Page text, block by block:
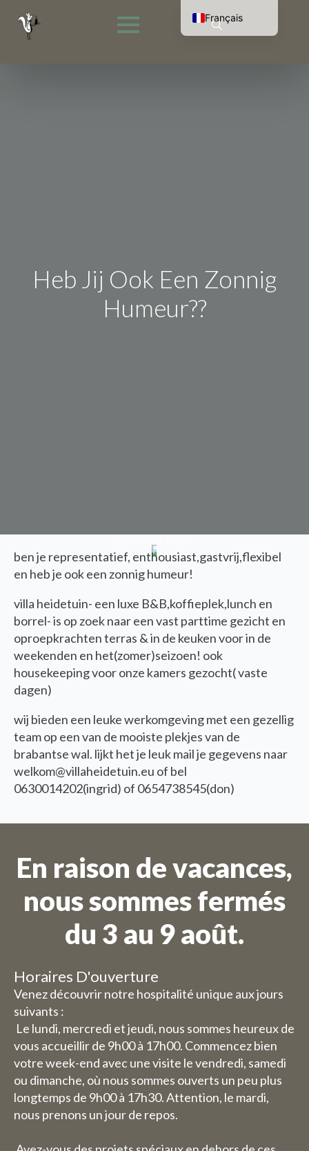
Heb Jij Ook Een Zonnig
Humeur??
ben je representatief, enthousiast,gastvrij,flexibel
en heb je ook een zonnig humeur!
villa heidetuin- een luxe B&B,koffieplek,lunch en
borrel- is op zoek naar een vast parttime gezicht en
oproepkrachten terras & in de keuken voor in de
weekenden en het(zomer)seizoen! ook
housekeeping voor onze kamers gezocht( vaste
dagen)
wij bieden een leuke werkomgeving met een gezellig
team op een van de mooiste plekjes van de
brabantse wal. lijkt het je leuk mail je gegevens naar
welkom@villaheidetuin.eu of bel
0630014202(ingrid) of 0654738545(don)
En raison de vacances,
nous sommes fermés
du 3 au 9 août.
Horaires D'ouverture
Venez découvrir notre hospitalité unique aux jours
suivants :
Le lundi, mercredi et jeudi, nous sommes heureux de
vous accueillir de 9h00 à 17h00. Commencez bien
votre week-end avec une visite le vendredi, samedi
ou dimanche, où nous sommes ouverts un peu plus
longtemps de 9h00 à 17h30. Attention, le mardi,
nous prenons un jour de repos.
possibles pour la période du 27
juillet au 11 août.
En raison de la période de
vacances, nous avons quelques
fermeture modifiés.
Daghoreca :
Mercredi 29 et jeudi 30 juillet,
notre service de restauration
sera fermé (vous pourrez
cependant toujours réserver
des chambres).
Français
Nederlands